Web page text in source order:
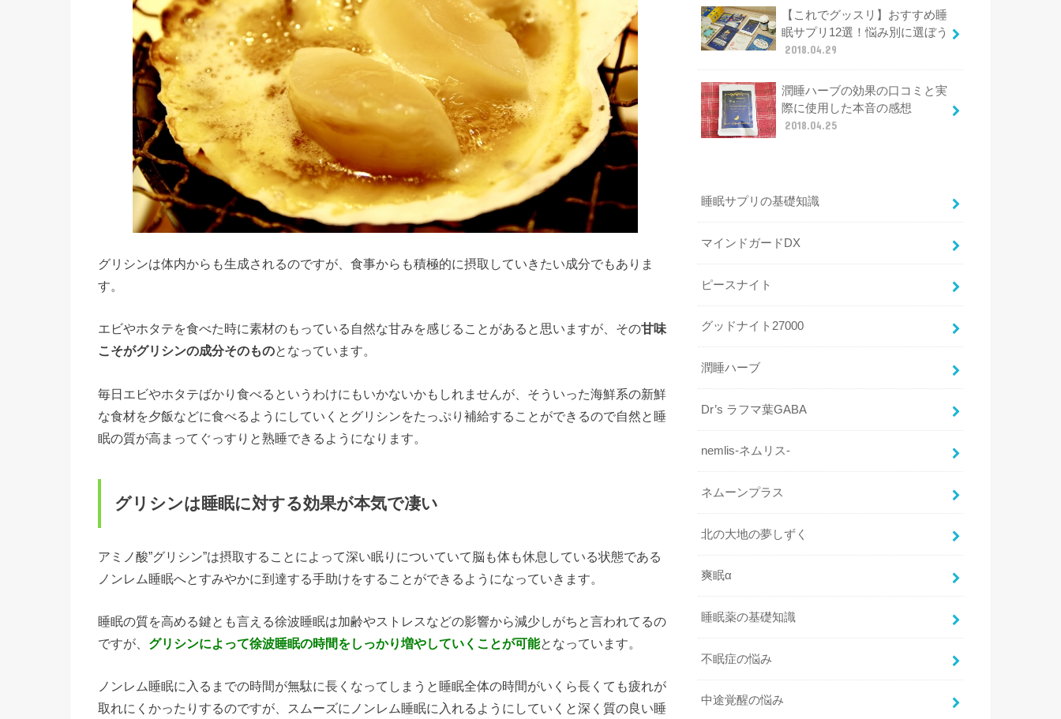
グリシンは体内からも生成されるのですが、食事からも積極的に摂取していきたい成分でもありま
す。
エビやホタテを食べた時に素材のもっている自然な甘みを感じることがあると思いますが、その甘味
こそがグリシンの成分そのものとなっています。
毎日エビやホタテばかり食べるというわけにもいかないかもしれませんが、そういった海鮮系の新鮮
な食材を夕飯などに食べるようにしていくとグリシンをたっぷり補給することができるので自然と睡
眠の質が高まってぐっすりと熟睡できるようになります。
グリシンは睡眠に対する効果が本気で凄い
アミノ酸”グリシン”は摂取することによって深い眠りについていて脳も体も休息している状態である
ノンレム睡眠へとすみやかに到達する手助けをすることができるようになっていきます。
睡眠の質を高める鍵とも言える徐波睡眠は加齢やストレスなどの影響から減少しがちと言われてるの
ですが、 グリシンによって徐波睡眠の時間をしっかり増やしていくことが可能となっています。
ノンレム睡眠に入るまでの時間が無駄に長くなってしまうと睡眠全体の時間がいくら長くても疲れが
取れにくかったりするのですが、スムーズにノンレム睡眠に入れるようにしていくと深く質の良い睡
【これでグッスリ】おすすめ睡
眠サプリ12選！悩み別に選ぼう
2018.04.29
潤睡ハーブの効果の口コミと実
際に使用した本音の感想
2018.04.25
睡眠サプリの基礎知識
マインドガードDX
ピースナイト
グッドナイト27000
潤睡ハーブ
Dr’s ラフマ葉GABA
nemlis-ネムリス-
ネムーンプラス
北の大地の夢しずく
爽眠α
睡眠薬の基礎知識
不眠症の悩み
中途覚醒の悩み